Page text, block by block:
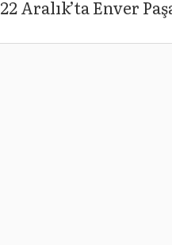
22 Aralık’ta Enver